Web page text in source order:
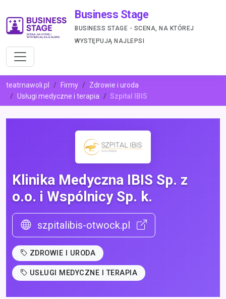
Business Stage
BUSINESS STAGE - SCENA, NA KTÓREJ
WYSTĘPUJĄ NAJLEPSI
teatrnawoli.pl Firmy
Zdrowie i uroda
Usługi medyczne i terapia
Szpital IBIS
Klinika Medyczna IBIS Sp. z
o.o. i Wspólnicy Sp. k.
szpitalibis-otwock.pl
ZDROWIE I URODA
USŁUGI MEDYCZNE I TERAPIA